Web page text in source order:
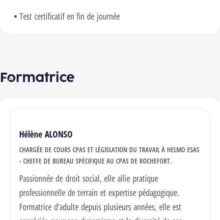
Test certificatif en fin de journée
Formatrice
Hélène ALONSO
CHARGÉE DE COURS CPAS ET LÉGISLATION DU TRAVAIL À HELMO ESAS
- CHEFFE DE BUREAU SPÉCIFIQUE AU CPAS DE ROCHEFORT.
Passionnée de droit social, elle allie pratique
professionnelle de terrain et expertise pédagogique.
Formatrice d’adulte depuis plusieurs années, elle est